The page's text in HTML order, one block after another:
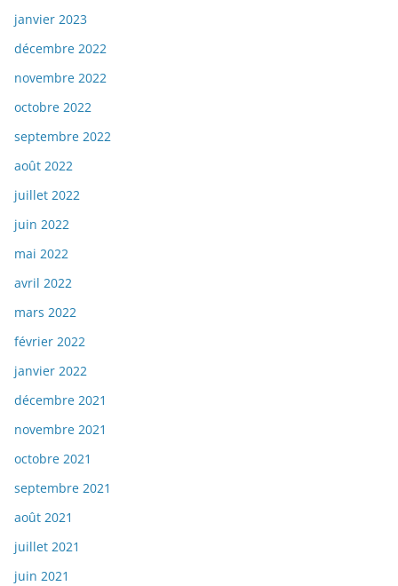
janvier 2023
décembre 2022
novembre 2022
octobre 2022
septembre 2022
août 2022
juillet 2022
juin 2022
mai 2022
avril 2022
mars 2022
février 2022
janvier 2022
décembre 2021
novembre 2021
octobre 2021
septembre 2021
août 2021
juillet 2021
juin 2021